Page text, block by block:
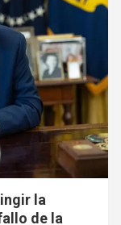
la
de la